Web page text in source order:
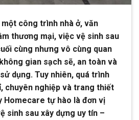
công trình nhà ở, văn
thương mại, việc vệ sinh sau
cùng nhưng vô cùng quan
gian sạch sẽ, an toàn và
dụng. Tuy nhiên, quá trình
chuyên nghiệp và trang thiết
Homecare tự hào là đơn vị
sinh sau xây dựng uy tín –